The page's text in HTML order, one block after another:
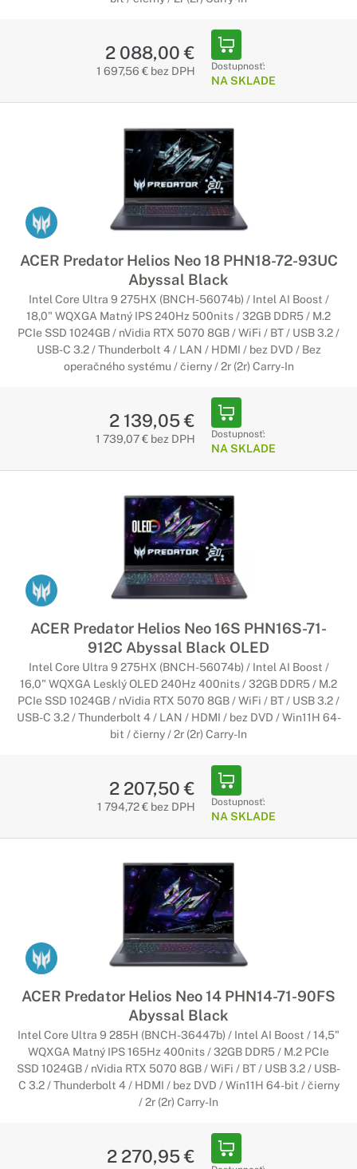
2 088,00 €
1 697,56 € bez DPH Dostupnosť:
NA SKLADE
ACER Predator Helios Neo 18 PHN18-72-93UC
Abyssal Black
Intel Core Ultra 9 275HX (BNCH-56074b) / Intel AI Boost /
18,0" WQXGA Matný IPS 240Hz 500nits / 32GB DDR5 / M.2
PCIe SSD 1024GB / nVidia RTX 5070 8GB / WiFi / BT / USB 3.2 /
USB-C 3.2 / Thunderbolt 4 / LAN / HDMI / bez DVD / Bez
operačného systému / čierny / 2r (2r) Carry-In
2 139,05 €
1 739,07 € bez DPH Dostupnosť:
NA SKLADE
ACER Predator Helios Neo 16S PHN16S-71-
912C Abyssal Black OLED
Intel Core Ultra 9 275HX (BNCH-56074b) / Intel AI Boost /
16,0" WQXGA Lesklý OLED 240Hz 400nits / 32GB DDR5 / M.2
PCIe SSD 1024GB / nVidia RTX 5070 8GB / WiFi / BT / USB 3.2 /
USB-C 3.2 / Thunderbolt 4 / LAN / HDMI / bez DVD / Win11H 64-
bit / čierny / 2r (2r) Carry-In
2 207,50 €
1 794,72 € bez DPH Dostupnosť:
NA SKLADE
ACER Predator Helios Neo 14 PHN14-71-90FS
Abyssal Black
Intel Core Ultra 9 285H (BNCH-36447b) / Intel AI Boost / 14,5"
WQXGA Matný IPS 165Hz 400nits / 32GB DDR5 / M.2 PCIe
SSD 1024GB / nVidia RTX 5070 8GB / WiFi / BT / USB 3.2 / USB-
C 3.2 / Thunderbolt 4 / HDMI / bez DVD / Win11H 64-bit / čierny
/ 2r (2r) Carry-In
2 270,95 €